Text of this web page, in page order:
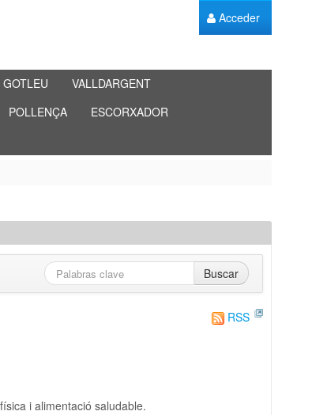
Acceder
VALLDARGENT
POLLENÇA
ESCORXADOR
Buscar
RSS
i alimentació saludable.